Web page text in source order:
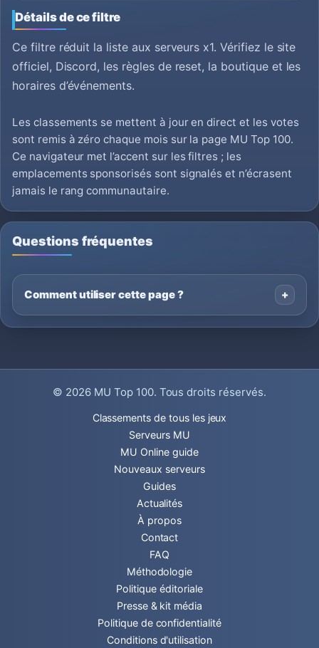
Détails de ce filtre
Ce filtre réduit la liste aux serveurs x1. Vérifiez le site
officiel, Discord, les règles de reset, la boutique et les
horaires d’événements.
Les classements se mettent à jour en direct et les votes
sont remis à zéro chaque mois sur la page MU Top 100.
Ce navigateur met l’accent sur les filtres ; les
emplacements sponsorisés sont signalés et n’écrasent
jamais le rang communautaire.
Questions fréquentes
Comment utiliser cette page ?
© 2026 MU Top 100. Tous droits réservés.
Classements de tous les jeux
Serveurs MU
MU Online guide
Nouveaux serveurs
Guides
Actualités
À propos
Contact
FAQ
Méthodologie
Politique éditoriale
Presse & kit média
Politique de confidentialité
Conditions d'utilisation